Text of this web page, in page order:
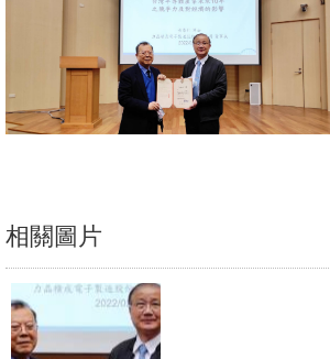
捐
研
資
源
與
相關圖片